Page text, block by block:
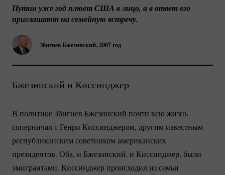
Збигнев Бжезинский, 2007 год
Путин уже год плюет США в лицо, а в ответ его
приглашают на семейную встречу.
Бжезинский и Киссинджер
В политике Збигнев Бжезинский почти всю жизнь
соперничал с Генри Киссинджером, другим известным
республиканским советником американских
президентов. Оба, и Бжезинский, и Киссинджер, были
эмигрантами. Киссинджер происходил из семьи